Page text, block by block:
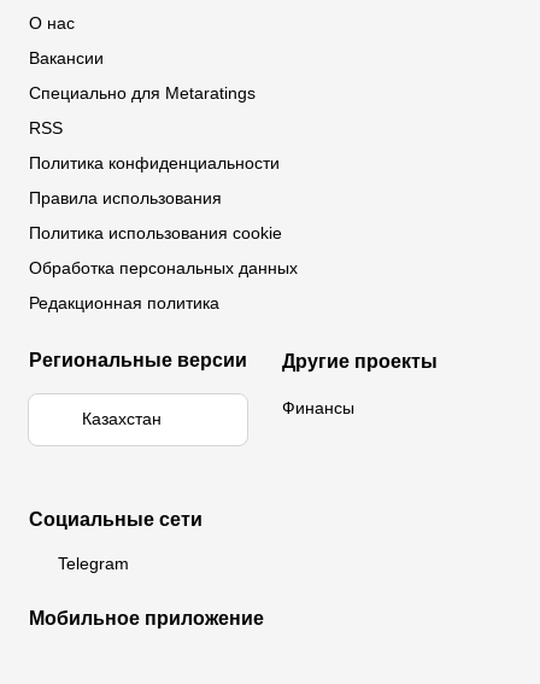
О нас
Вакансии
Специально для Metaratings
RSS
Политика конфиденциальности
Правила использования
Политика использования cookie
Обработка персональных данных
Редакционная политика
Региональные версии
Казахстан
Другие проекты
Финансы
Социальные сети
Telegram
Мобильное приложение